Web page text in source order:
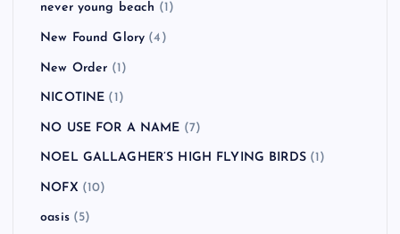
never young beach (1)
New Found Glory (4)
New Order (1)
NICOTINE (1)
NO USE FOR A NAME (7)
NOEL GALLAGHER’S HIGH FLYING BIRDS(1)
NOFX (10)
oasis(5)